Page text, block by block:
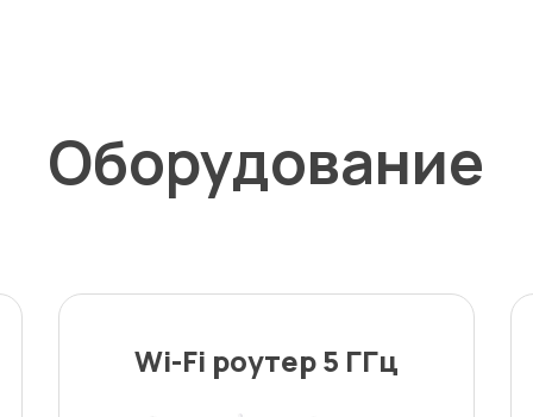
Оборудование
Wi-Fi роутер 5 ГГц